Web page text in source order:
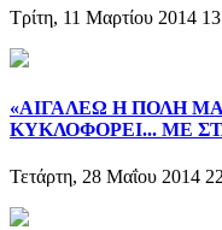
Τρίτη, 11 Μαρτίου 2014
«ΑΙΓΑΛΕΩ Η ΠΟΛΗ
ΚΥΚΛΟΦΟΡΕΙ... ΜΕ
Τετάρτη, 28 Μαΐου 2014